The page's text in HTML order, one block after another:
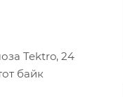
Tektro, 24
байк